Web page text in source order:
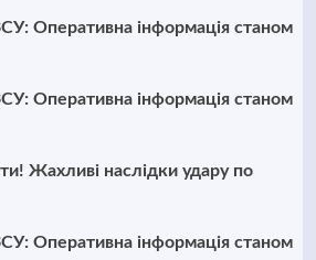
Оперативна інформація станом
Оперативна інформація станом
Жахливі наслідки удару по
Оперативна інформація станом